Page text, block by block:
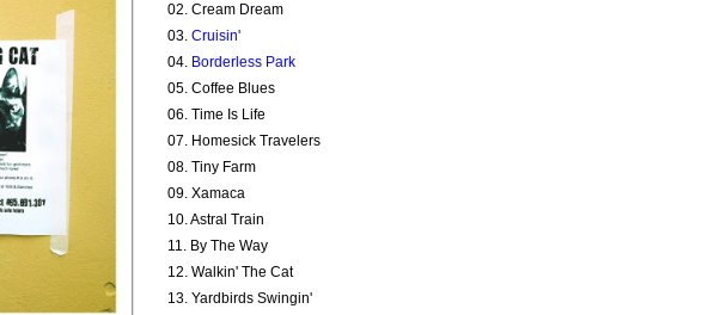
02. Cream Dream
03. Cruisin'
04. Borderless Park
05. Coffee Blues
06. Time Is Life
07. Homesick Travelers
08. Tiny Farm
09. Xamaca
10. Astral Train
11. By The Way
12. Walkin' The Cat
13. Yardbirds Swingin'